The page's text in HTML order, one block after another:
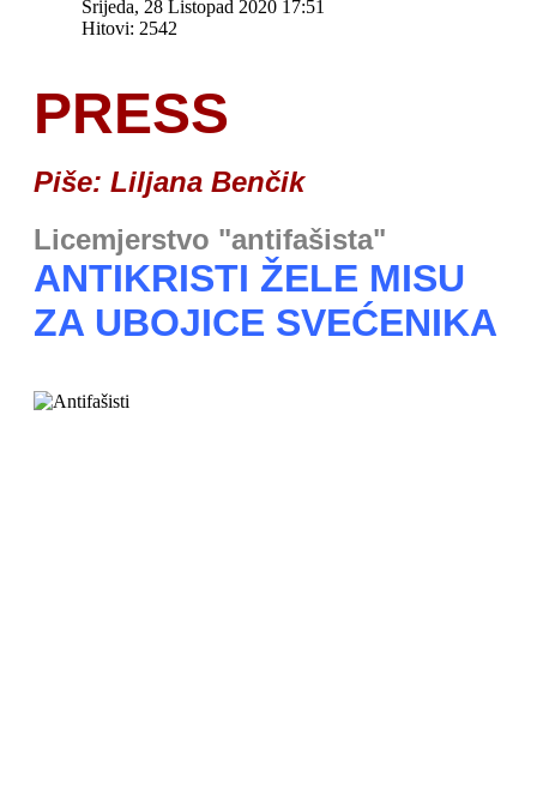
Srijeda, 28 Listopad 2020 17:51
Hitovi: 2542
PRESS
Piše: Liljana Benčik
Licemjerstvo "antifašista"
ANTIKRISTI ŽELE MISU
ZA UBOJICE SVEĆENIKA